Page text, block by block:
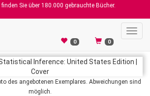
finden Sie über 180.000 gebrauchte Bücher.
0 0
des angebotenen Exemplares. Abweichungen sind
möglich.